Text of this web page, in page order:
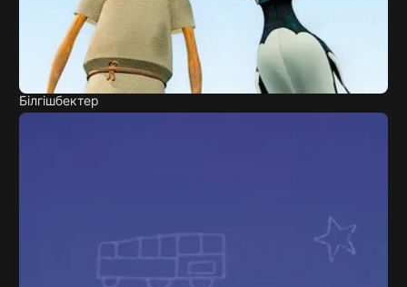
Білгішбектер